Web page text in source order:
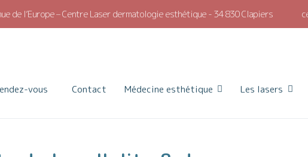
de l’Europe – Centre Laser dermatologie esthétique - 34 830 Clapiers
Contact Médecine esthétique Les lasers
vous